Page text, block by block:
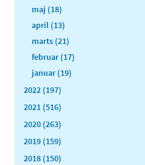
maj (18)
april (13)
marts (21)
februar (17)
januar (19)
2022 (197)
2021 (516)
2020 (263)
2019 (159)
2018 (150)